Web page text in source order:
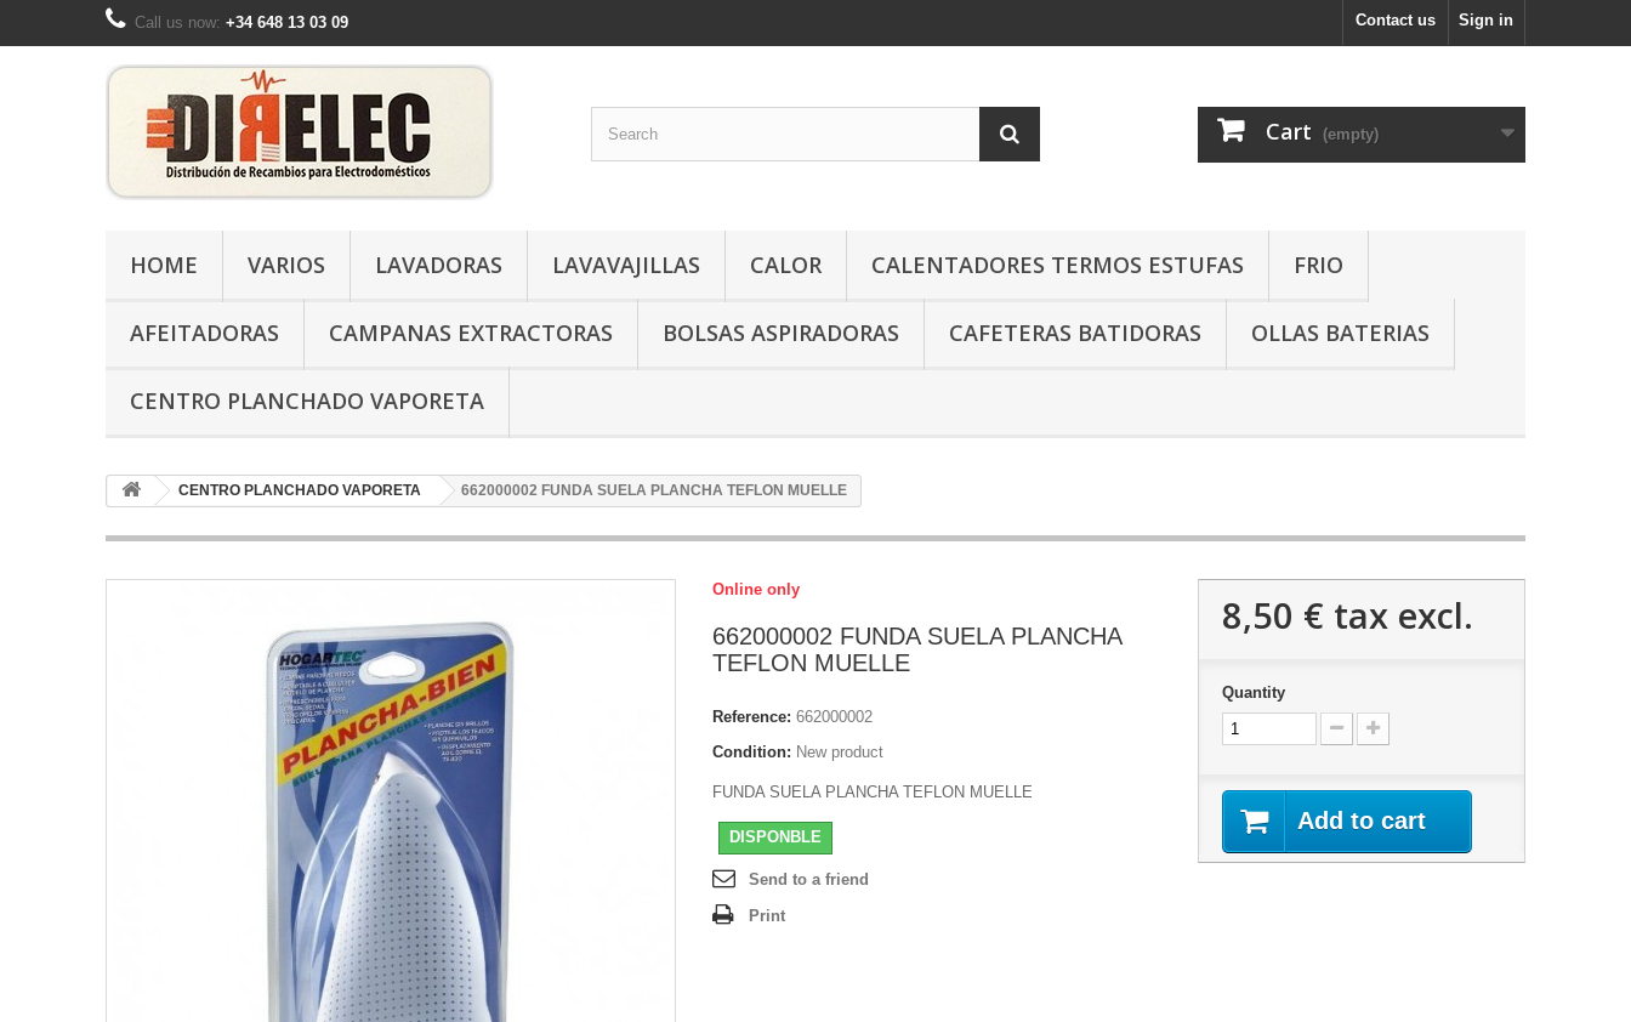
Sign in
Contact us
Call us now: +34 648 13 03 09
Cart (empty)
HOME VARIOS LAVADORAS LAVAVAJILLAS CALOR CALENTADORES TERMOS ESTUFAS FRIO
AFEITADORAS CAMPANAS EXTRACTORAS BOLSAS ASPIRADORAS CAFETERAS BATIDORAS OLLAS BATERIAS
CENTRO PLANCHADO VAPORETA
CENTRO PLANCHADO VAPORETA 662000002 FUNDA SUELA PLANCHA TEFLON MUELLE
Online only
662000002 FUNDA SUELA PLANCHA
TEFLON MUELLE
Reference: 662000002
Condition: New product
FUNDA SUELA PLANCHA TEFLON MUELLE
DISPONBLE
Send to a friend
Print
8,50 € tax excl.
Quantity
Add to cart